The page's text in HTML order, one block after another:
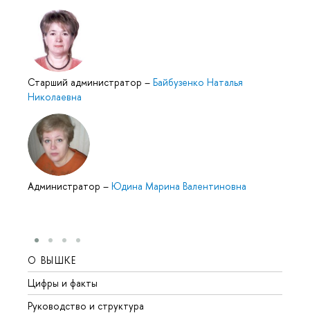
Старший администратор – Байбузенко Наталья
Николаевна
Администратор – Юдина Марина Валентиновна
О ВЫШКЕ
Цифры и факты
Руководство и структура